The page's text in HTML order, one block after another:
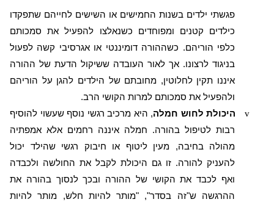
פגשתי ילדים בשנות החמישים או השישים לחייהם שתפקדו
כילדים קטנים ומפוחדים כשנאלצו להפעיל את סמכותם
כלפי הוריהם. כשההורה דומיננטי או אגרסיבי קשה לפעול
בניגוד לרצונו. אך לאור העובדה ששיקול הדעת של ההורה
איננו תקין לחלוטין, מחובתם של הילדים להגן על הוריהם
ולהפעיל את סמכותם למרות הקושי הרב.
v
היכולת לחוש חמלה, היא מרכיב רגשי נוסף שעשוי להוסיף
רבות לטיפול בהורה. חמלה איננה רחמים אלא אמפתיה
מהולה בחיבה, מעין ליטוף או חיבוק רגשי שהילד יכול
להעניק להורה. זו גם היכולת לקבל את החולשה ולכבדה
ואף לכבד את הקושי של ההורה ובכך לנסוך בהורה את
ההרגשה ש"זה בסדר", "מותר להיות חלש, מותר להיות